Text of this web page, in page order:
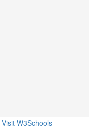
Visit W3Schools